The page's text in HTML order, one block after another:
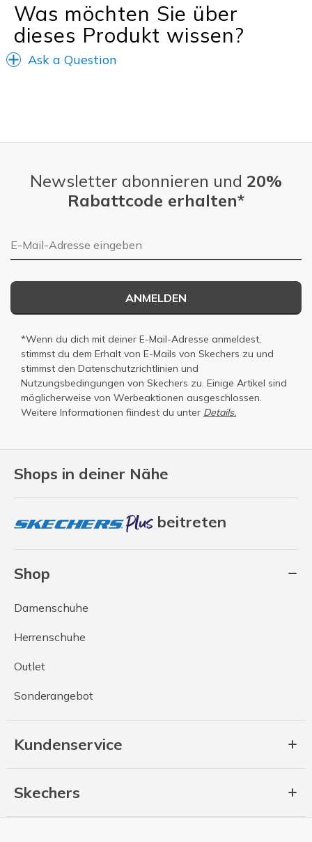
Was möchten Sie über
dieses Produkt wissen?
Ask a Question
Shops in deiner Nähe
beitreten
Shop
Damenschuhe
Herrenschuhe
Outlet
Sonderangebot
Kundenservice
Skechers
Newsletter abonnieren und 20%
Rabattcode erhalten*
E-Mail-Adresse
ANMELDEN
*Wenn du dich mit deiner E-Mail-Adresse anmeldest,
stimmst du dem Erhalt von E-Mails von Skechers zu und
stimmst den Datenschutzrichtlinien und
Nutzungsbedingungen von Skechers zu. Einige Artikel sind
möglicherweise von Werbeaktionen ausgeschlossen.
Weitere Informationen fiindest du unter Details.